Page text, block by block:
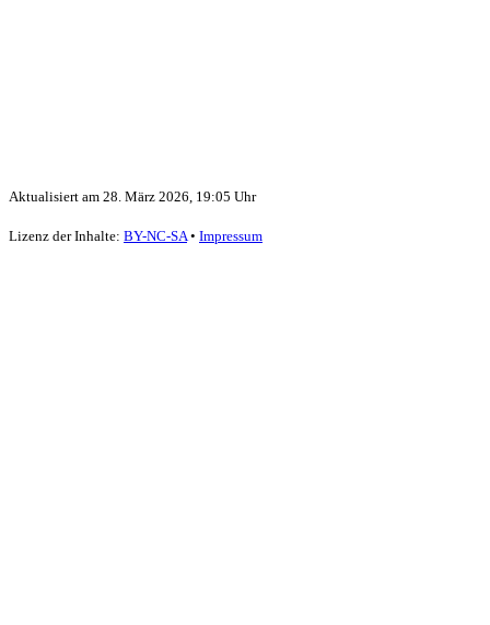
Aktualisiert am 28. März 2026, 19:05 Uhr
Lizenz der Inhalte: BY-NC-SA• Impressum